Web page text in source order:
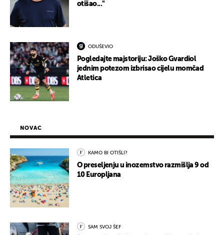
otišao..."
ODUŠEVIO
Pogledajte majstoriju: Joško Gvardiol
jednim potezom izbrisao cijelu momčad
Atletica
NOVAC
KAMO BI OTIŠLI?
O preseljenju u inozemstvo razmišlja 9 od
10 Europljana
SAM SVOJ ŠEF